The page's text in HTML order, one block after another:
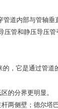
管道内部与管轴
管和静压导压
，它是通过管道
的分界更明显。
两侧壁；德尔塔